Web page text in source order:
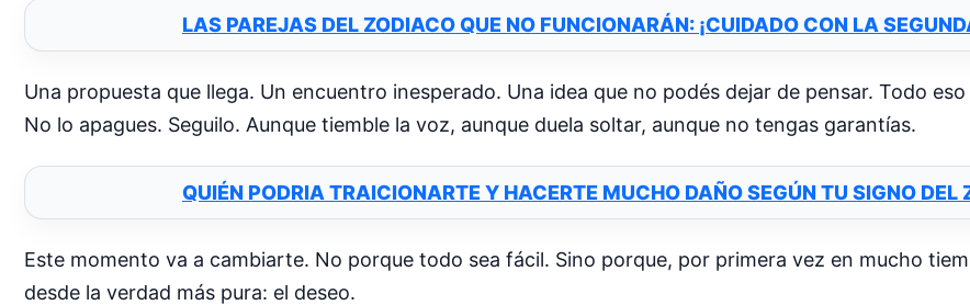
LAS PAREJAS DEL ZODIACO QUE NO FUNCIONARÁN: ¡CUIDADO CON LA
Una propuesta que llega. Un encuentro inesperado. Una idea que no podés dejar de pensar. Todo
No lo apagues. Seguilo. Aunque tiemble la voz, aunque duela soltar, aunque no tengas garantías.
QUIÉN PODRIA TRAICIONARTE Y HACERTE MUCHO DAÑO SEGÚN TU SIGNO DEL
Este momento va a cambiarte. No porque todo sea fácil. Sino porque, por primera vez en mucho
desde la verdad más pura: el deseo.